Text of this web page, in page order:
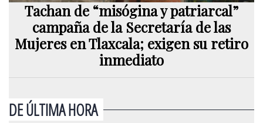
Tachan de “misógina y patriarcal”
campaña de la Secretaría de las
Mujeres en Tlaxcala; exigen su retiro
inmediato
DE ÚLTIMA HORA